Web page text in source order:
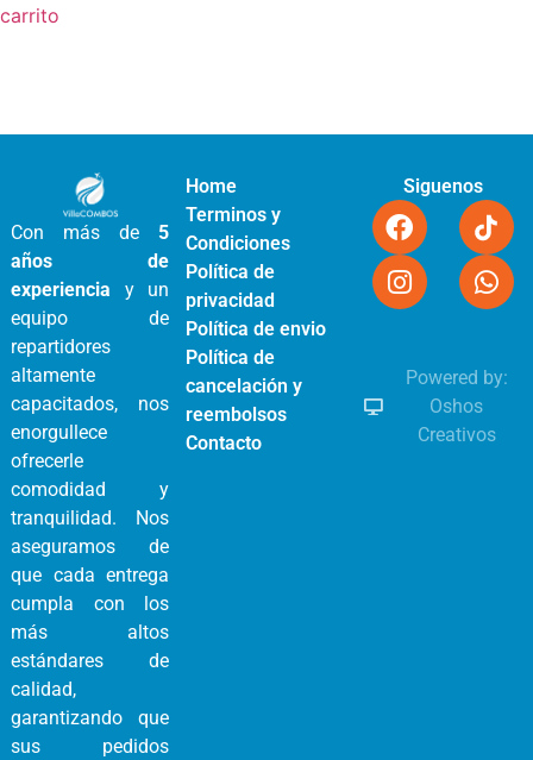
carrito
Con más de5
años de
experiencia y un
equipo de
repartidores
altamente
capacitados, nos
enorgullece
ofrecerle
comodidad y
tranquilidad. Nos
aseguramos de
que cada entrega
cumpla con los
más altos
estándares de
calidad,
garantizando que
sus pedidos
Home
Terminos y
Condiciones
Política de
privacidad
Política de envio
Política de
cancelación y
reembolsos
Contacto
Siguenos
Powered by:
Oshos
Creativos